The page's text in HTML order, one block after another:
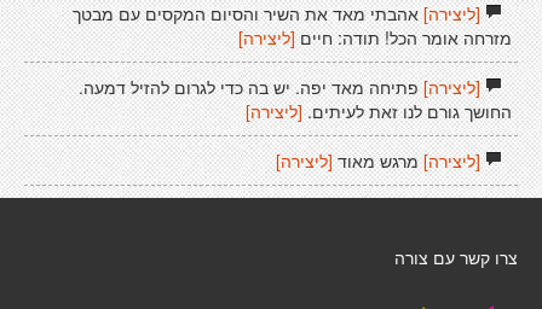
[ליצירה]אהבתי מאד את השיר והסיום המקסים עם מבטך
מזרחה אומר הכל! תודה: חיים [ליצירה]
[ליצירה]פתיחה מאד יפה. יש בה כדי לגרום להזיל דמעה.
החושך גורם לנו זאת לעיתים. [ליצירה]
[ליצירה]מרגש מאוד[ליצירה]
צרו קשר עם צורה